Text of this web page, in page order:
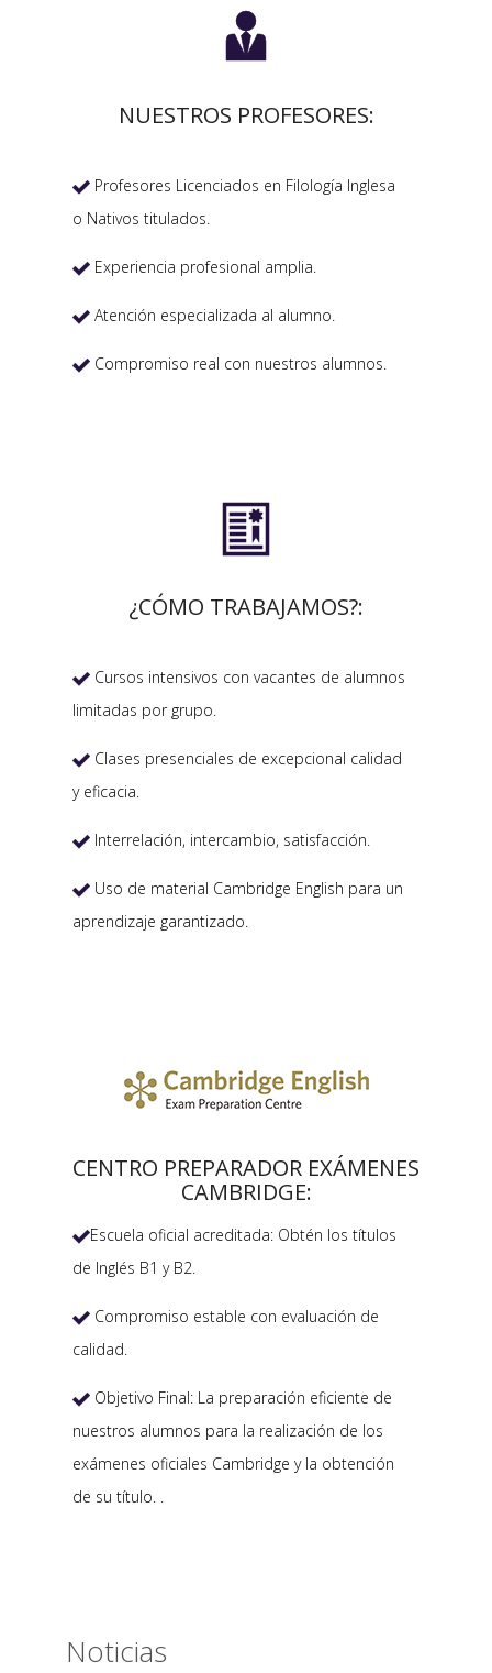

NUESTROS PROFESORES:
 Profesores Licenciados en Filología Inglesa
o Nativos titulados.
 Experiencia profesional amplia.
 Atención especializada al alumno.
 Compromiso real con nuestros alumnos.

¿CÓMO TRABAJAMOS?:
 Cursos intensivos con vacantes de alumnos
limitadas por grupo.
 Clases presenciales de excepcional calidad
y eficacia.
 Interrelación, intercambio, satisfacción.
 Uso de material Cambridge English para un
aprendizaje garantizado.
CENTRO PREPARADOR EXÁMENES
CAMBRIDGE:
Escuela oficial acreditada: Obtén los títulos
de Inglés B1 y B2.
 Compromiso estable con evaluación de
calidad.
 Objetivo Final: La preparación eficiente de
nuestros alumnos para la realización de los
exámenes oficiales Cambridge y la obtención
de su título. .
Noticias